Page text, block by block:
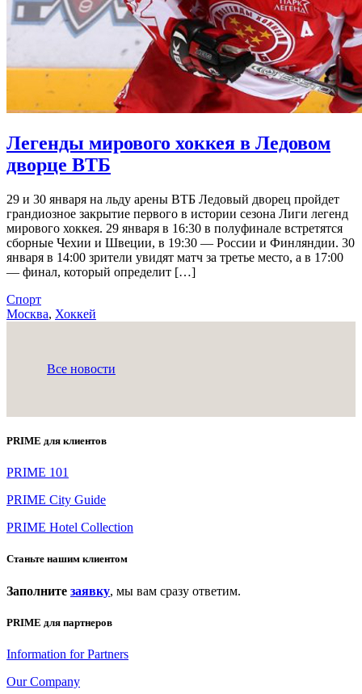
Легенды мирового хоккея в Ледовом
дворце ВТБ
29 и 30 января на льду арены ВТБ Ледовый дворец пройдет
грандиозное закрытие первого в истории сезона Лиги легенд
мирового хоккея. 29 января в 16:30 в полуфинале встретятся
сборные Чехии и Швеции, в 19:30 — России и Финляндии. 30
января в 14:00 зрители увидят матч за третье место, а в 17:00
— финал, который определит […]
Спорт
Москва, Хоккей
Все новости
PRIME для клиентов
PRIME 101
PRIME City Guide
PRIME Hotel Collection
Станьте нашим клиентом
Заполните заявку, мы вам сразу ответим.
PRIME для партнеров
Information for Partners
Our Company